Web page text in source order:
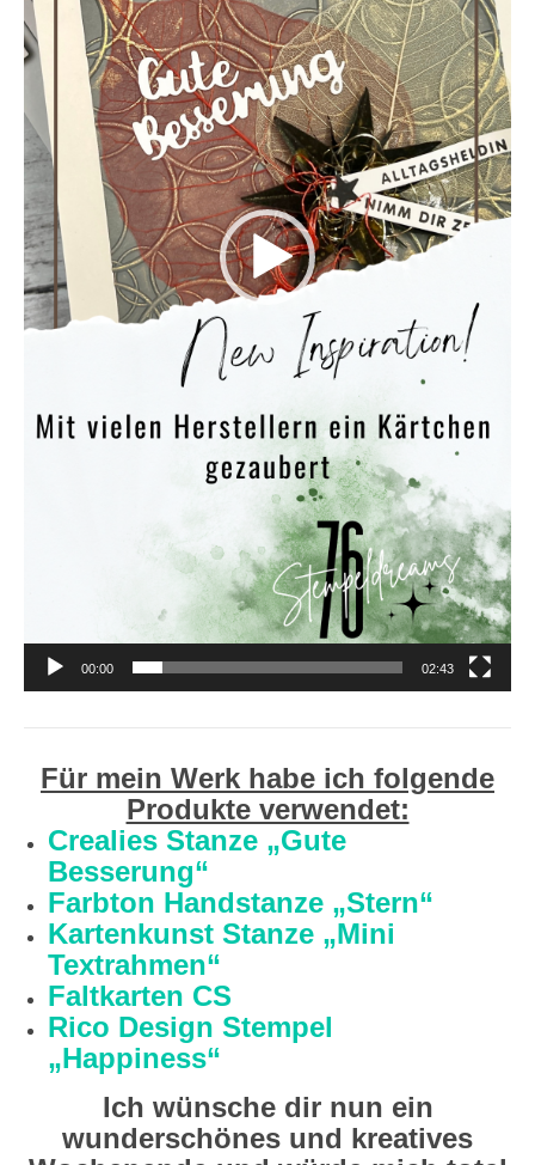
00:00 02:43
Für mein Werk habe ich folgende
Produkte verwendet:
Crealies Stanze „Gute
Besserung“
Farbton Handstanze „Stern“
Kartenkunst Stanze „Mini
Textrahmen“
Faltkarten CS
Rico Design Stempel
„Happiness“
Ich wünsche dir nun ein
wunderschönes und kreatives